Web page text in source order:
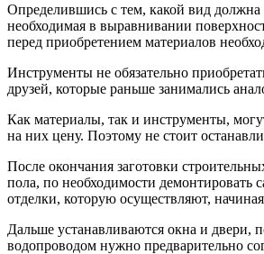
Определившись с тем, какой вид
необходимая в выравнивании
перед приобретением материалов
Инструменты не обязательно
друзей, которые раньше занимались
Как материалы, так и инструменты,
на них цену. Поэтому не стоит
После окончания заготовки
пола, по необходимости демонтировать
отделки, которую осуществляют,
Дальше устанавливаются окна и двери,
водопроводом нужно предварительно